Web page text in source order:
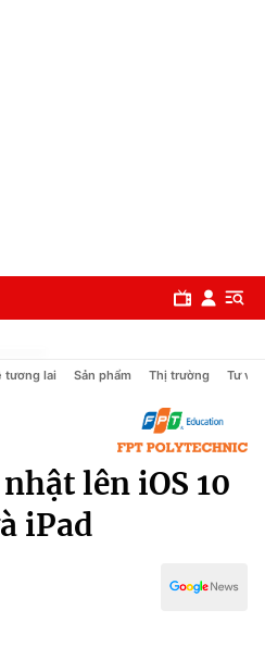
tương lai Sản phẩm Thị trường Tư vấn
lên iOS 10
iPad